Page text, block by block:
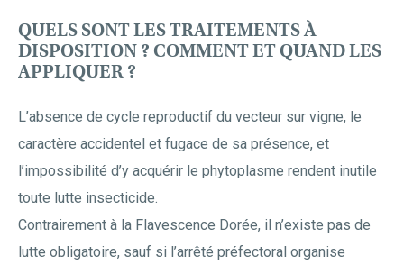
QUELS SONT LES TRAITEMENTS À
DISPOSITION ? COMMENT ET QUAND LES
APPLIQUER ?
L’absence de cycle reproductif du vecteur sur vigne, le
caractère accidentel et fugace de sa présence, et
l’impossibilité d’y acquérir le phytoplasme rendent inutile
toute lutte insecticide.
Contrairement à la Flavescence Dorée, il n’existe pas de
lutte obligatoire, sauf si l’arrêté préfectoral organise